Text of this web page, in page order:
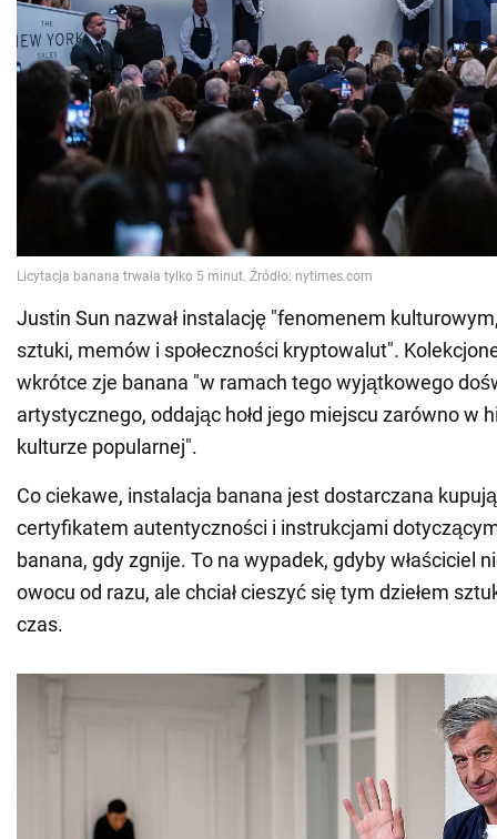
Justin Sun nazwał instalację "fenomenem
sztuki, memów i społeczności kryptowalut".
wkrótce zje banana "w ramach tego wyjątkowego
artystycznego, oddając hołd jego miejscu zarówno w
kulturze popularnej".
Co ciekawe, instalacja banana jest dostarczana
certyfikatem autentyczności i instrukcjami
banana, gdy zgnije. To na wypadek, gdyby właściciel
owocu od razu, ale chciał cieszyć się tym dziełem
czas.